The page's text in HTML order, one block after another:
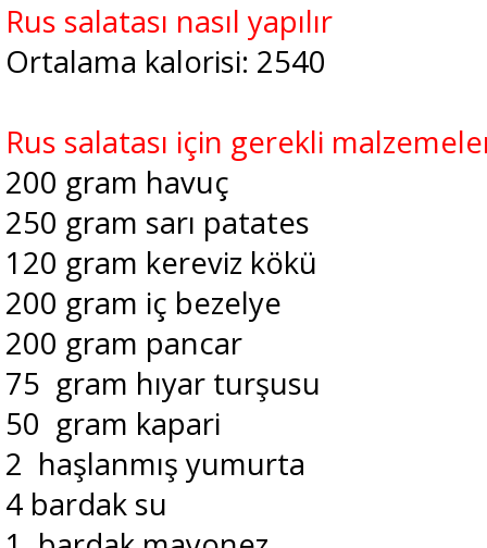
Rus salatası nasıl yapılır
Ortalama kalorisi: 2540
Rus salatası için gerekli
200 gram havuç
250 gram sarı patates
120 gram kereviz kökü
200 gram iç bezelye
200 gram pancar
75 gram hıyar turşusu
50 gram kapari
2 haşlanmış yumurta
4 bardak su